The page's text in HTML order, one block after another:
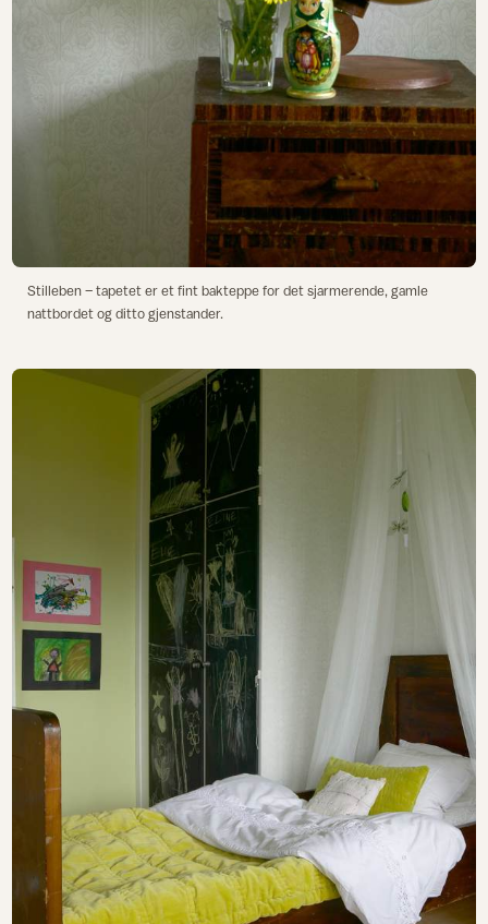
Stilleben – tapetet er et fint bakteppe for det sjarmerende, gamle
nattbordet og ditto gjenstander.